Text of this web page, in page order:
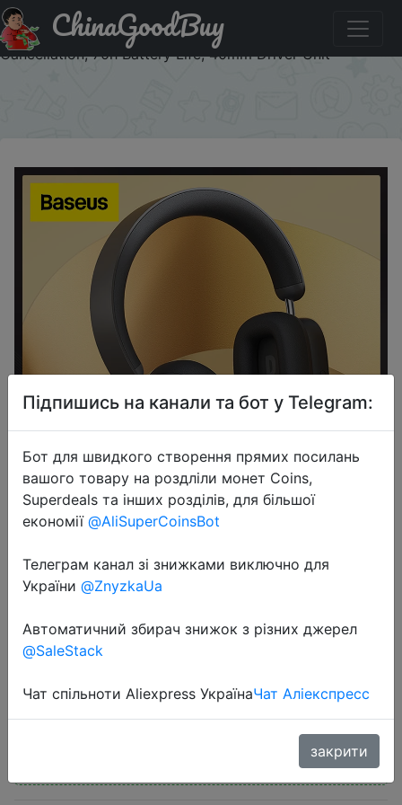
Придбати по знижці BFS3 Baseus H1 ANC Bluetooth 5.2
Headsets Wireless Headphones, 40db Active Noise
Cancellation, 70h Battery Life, 40mm Driver Unit
ChinaGoodBuy
2022-11-29
Baseus H1 ANC Bluetooth 5.2
Headsets Wireless Headphones,
40db Active Noise Cancellation,
70h Battery Life, 40mm Driver Unit
$35.21
Підпишись на канали та бот у Telegram:
Бот для швидкого створення прямих посилань
вашого товару на роздліли монет Coins,
Superdeals та інших розділів, для більшої
економії @AliSuperCoinsBot
Телеграм канал зі знижками виключно для
України @ZnyzkaUa
Автоматичний збирач знижок з різних джерел
@SaleStack
Чат спільноти Aliexpress УкраїнаЧат Аліекспресс
закрити